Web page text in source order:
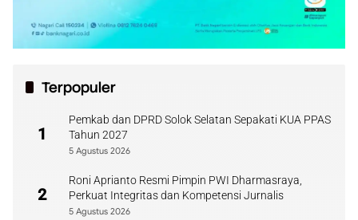
Terpopuler
1
Pemkab dan DPRD Solok Selatan Sepakati KUA PPAS
Tahun 2027
5 Agustus 2026
2
Roni Aprianto Resmi Pimpin PWI Dharmasraya,
Perkuat Integritas dan Kompetensi Jurnalis
5 Agustus 2026